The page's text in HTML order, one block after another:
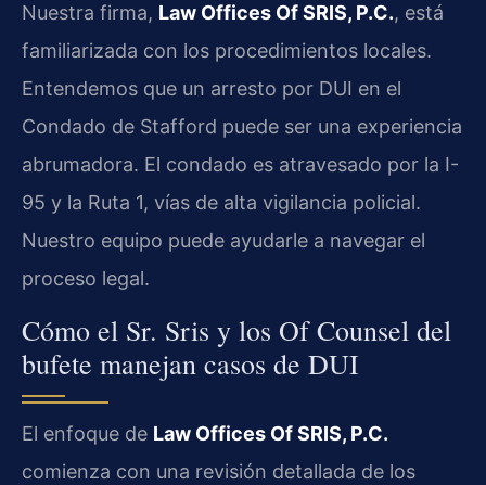
Nuestra firma, Law Offices Of SRIS, P.C., está
familiarizada con los procedimientos locales.
Entendemos que un arresto por DUI en el
Condado de Stafford puede ser una experiencia
abrumadora. El condado es atravesado por la I-
95 y la Ruta 1, vías de alta vigilancia policial.
Nuestro equipo puede ayudarle a navegar el
proceso legal.
Cómo el Sr. Sris y los Of Counsel del
bufete manejan casos de DUI
El enfoque de Law Offices Of SRIS, P.C.
comienza con una revisión detallada de los